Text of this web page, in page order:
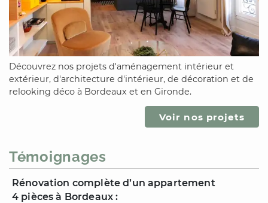
Découvrez nos projets d'aménagement intérieur et
extérieur, d'architecture d'intérieur, de décoration et de
relooking déco à Bordeaux et en Gironde.
Voir nos projets
Témoignages
Rénovation complète d’un appartement
4 piècesà Bordeaux :